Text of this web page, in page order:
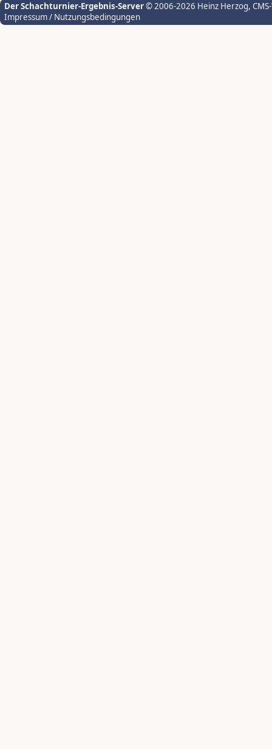
Der Schachturnier-Ergebnis-Server© 2006-2026 Heinz Herzog,
Impressum / Nutzungsbedingungen